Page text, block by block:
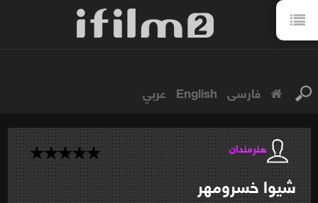
فارسی English عربي
هنرمندان
شیواخسرومهر